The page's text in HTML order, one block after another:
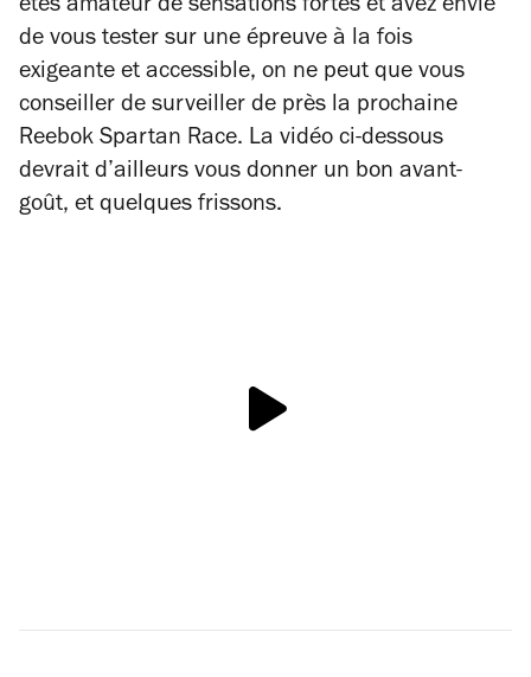
êtes amateur de sensations fortes et avez envie
de vous tester sur une épreuve à la fois
exigeante et accessible, on ne peut que vous
conseiller de surveiller de près la prochaine
Reebok Spartan Race. La vidéo ci-dessous
devrait d’ailleurs vous donner un bon avant-
goût, et quelques frissons.